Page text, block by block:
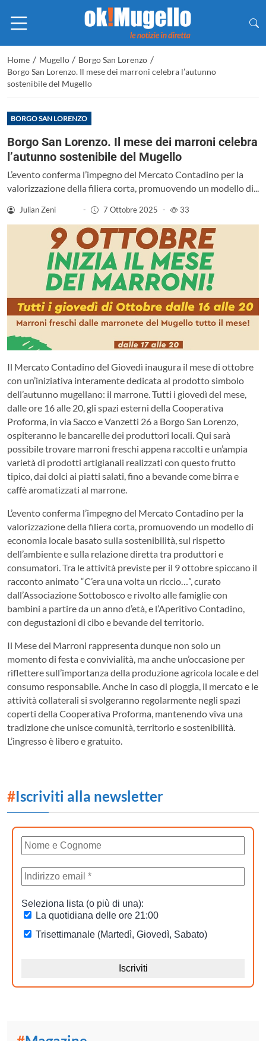
Home / Mugello / Borgo San Lorenzo /
Borgo San Lorenzo. Il mese dei marroni celebra l’autunno
sostenibile del Mugello
BORGO SAN LORENZO
Borgo San Lorenzo. Il mese dei marroni celebra
l’autunno sostenibile del Mugello
L’evento conferma l’impegno del Mercato Contadino per la
valorizzazione della filiera corta, promuovendo un modello di...
Julian Zeni - 7 Ottobre 2025 - 33
Il Mercato Contadino del Giovedì inaugura il mese di ottobre
con un’iniziativa interamente dedicata al prodotto simbolo
dell’autunno mugellano: il marrone. Tutti i giovedì del mese,
dalle ore 16 alle 20, gli spazi esterni della Cooperativa
Proforma, in via Sacco e Vanzetti 26 a Borgo San Lorenzo,
ospiteranno le bancarelle dei produttori locali. Qui sarà
possibile trovare marroni freschi appena raccolti e un’ampia
varietà di prodotti artigianali realizzati con questo frutto
tipico, dai dolci ai piatti salati, fino a bevande come birra e
caffè aromatizzati al marrone.
L’evento conferma l’impegno del Mercato Contadino per la
valorizzazione della filiera corta, promuovendo un modello di
economia locale basato sulla sostenibilità, sul rispetto
dell’ambiente e sulla relazione diretta tra produttori e
consumatori. Tra le attività previste per il 9 ottobre spiccano il
racconto animato “C’era una volta un riccio…”, curato
dall’Associazione Sottobosco e rivolto alle famiglie con
bambini a partire da un anno d’età, e l’Aperitivo Contadino,
con degustazioni di cibo e bevande del territorio.
Il Mese dei Marroni rappresenta dunque non solo un
momento di festa e convivialità, ma anche un’occasione per
riflettere sull’importanza della produzione agricola locale e del
consumo responsabile. Anche in caso di pioggia, il mercato e le
attività collaterali si svolgeranno regolarmente negli spazi
coperti della Cooperativa Proforma, mantenendo viva una
tradizione che unisce comunità, territorio e sostenibilità.
L’ingresso è libero e gratuito.
#Iscriviti alla newsletter